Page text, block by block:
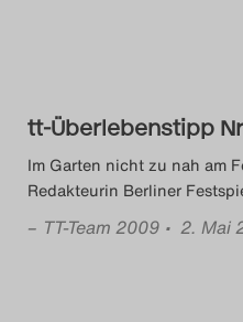
tt-Überlebenstipp
Im Garten nicht zu nah am
Redakteurin Berliner
– TT-Team 2009 • 2. Mai